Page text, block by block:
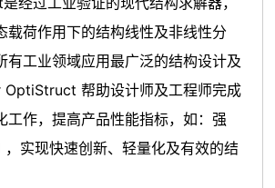
载荷作用下的结构线性及非线性分
有工业领域应用最广泛的结构设计及
帮助设计师及工程师完成
工作，提高产品性能指标，如：强
实现快速创新、轻量化及有效的结